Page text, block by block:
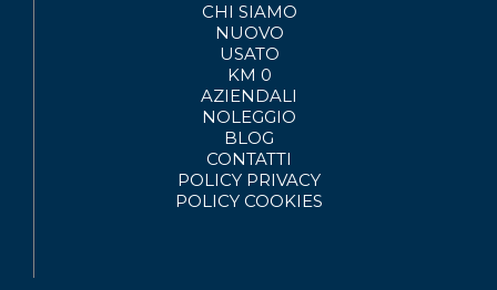
CHI SIAMO
NUOVO
USATO
KM 0
AZIENDALI
NOLEGGIO
BLOG
CONTATTI
POLICY PRIVACY
POLICY COOKIES